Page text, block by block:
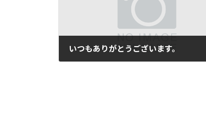
いつもありがとうございます。